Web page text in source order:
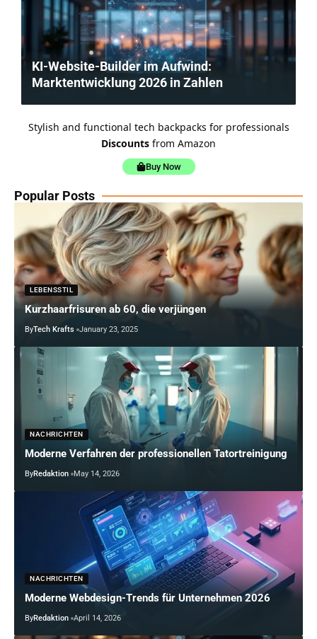
KI-Website-Builder im Aufwind:
Marktentwicklung 2026 in Zahlen
Stylish and functional tech backpacks for professionals
Discounts from Amazon
Buy Now
Popular Posts
LEBENSSTIL
Kurzhaarfrisuren ab 60, die verjüngen
ByTech Krafts January 23, 2025
NACHRICHTEN
Moderne Verfahren der professionellen Tatortreinigung
ByRedaktion May 14, 2026
NACHRICHTEN
Moderne Webdesign-Trends für Unternehmen 2026
ByRedaktion April 14, 2026